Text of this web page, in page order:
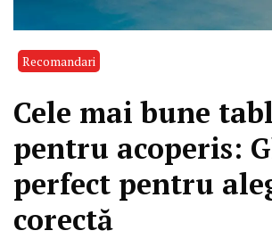
Recomandari
Cele mai bune
pentru acoperis:
perfect pentru
corectă